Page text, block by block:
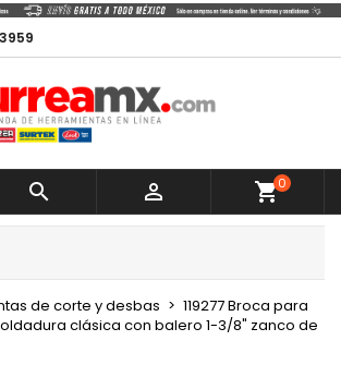
  shopping_cart0
de corte y desbas
119277 Broca para
clásica con balero 1-3/8" zanco de
regalos
lista
de deseos
lista de deseos
Cancelar
para guardar productos en su
Cancelar
Iniciar sesión